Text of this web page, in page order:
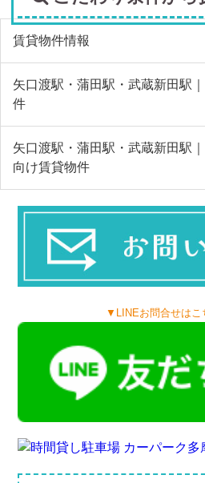
賃貸物件情報
矢口渡駅・蒲田駅・武蔵新田駅
件
矢口渡駅・蒲田駅・武蔵新田駅
向け賃貸物件
▼LINEお問合せは